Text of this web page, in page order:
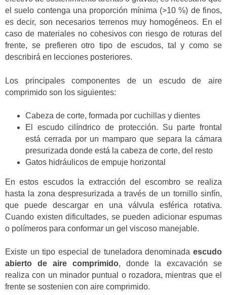
el suelo contenga una proporción mínima (>10 %) de finos,
es decir, son necesarios terrenos muy homogéneos. En el
caso de materiales no cohesivos con riesgo de roturas del
frente, se prefieren otro tipo de escudos, tal y como se
describirá en lecciones posteriores.
Los principales componentes de un escudo de aire
comprimido son los siguientes:
Cabeza de corte, formada por cuchillas y dientes
El escudo cilíndrico de protección. Su parte frontal
está cerrada por un mamparo que separa la cámara
presurizada donde está la cabeza de corte, del resto
Gatos hidráulicos de empuje horizontal
En estos escudos la extracción del escombro se realiza
hasta la zona despresurizada a través de un tornillo sinfín,
que puede descargar en una válvula esférica rotativa.
Cuando existen dificultades, se pueden adicionar espumas
o polímeros para conformar un gel viscoso manejable.
Existe un tipo especial de tuneladora denominada escudo
abierto de aire comprimido, donde la excavación se
realiza con un minador puntual o rozadora, mientras que el
frente se sostenien con aire comprimido.